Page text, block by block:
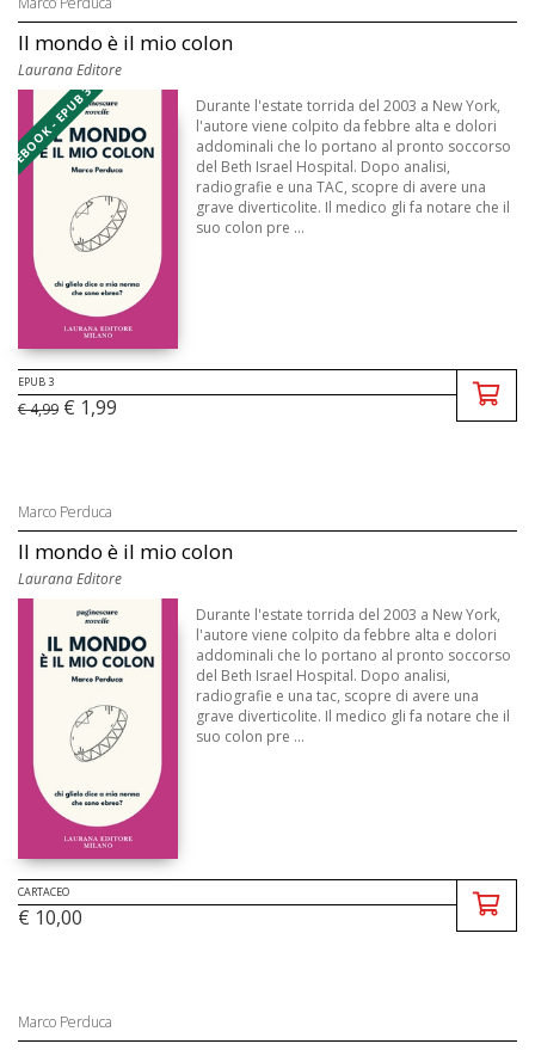
Il mondo è il mio colon
Laurana Editore
EBOOK - EPUB 3
Durante l'estate torrida del 2003 a New York,
l'autore viene colpito da febbre alta e dolori
addominali che lo portano al pronto soccorso
del Beth Israel Hospital. Dopo analisi,
radiografie e una TAC, scopre di avere una
grave diverticolite. Il medico gli fa notare che il
suo colon pre ...
EPUB 3
€ 4,99 € 1,99
Marco Perduca
Il mondo è il mio colon
Laurana Editore
Durante l'estate torrida del 2003 a New York,
l'autore viene colpito da febbre alta e dolori
addominali che lo portano al pronto soccorso
del Beth Israel Hospital. Dopo analisi,
radiografie e una tac, scopre di avere una
grave diverticolite. Il medico gli fa notare che il
suo colon pre ...
CARTACEO
€ 10,00
Marco Perduca